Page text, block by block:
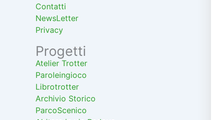
Contatti
NewsLetter
Privacy
Progetti
Atelier Trotter
Paroleingioco
Librotrotter
Archivio Storico
ParcoScenico